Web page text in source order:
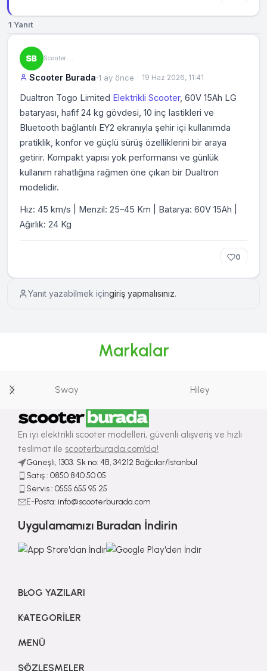
1 Yanıt
Scooter Burada
Scooter Burada·1 ay önce 19 Haz 2026, 11:41
Dualtron Togo Limited Elektrikli Scooter, 60V 15Ah LG
bataryası, hafif 24 kg gövdesi, 10 inç lastikleri ve
Bluetooth bağlantılı EY2 ekranıyla şehir içi kullanımda
pratiklik, konfor ve güçlü sürüş özelliklerini bir araya
getirir. Kompakt yapısı yok performansı ve günlük
kullanım rahatlığına rağmen öne çıkan bir Dualtron
modelidir.
Hız: 45 km/s | Menzil: 25–45 Km | Batarya: 60V 15Ah |
Ağırlık: 24 Kg
0
Yanıt yazabilmek içingiriş yapmalısınız.
Markalar
Sway Hiley
En iyi elektrikli scooter modelleri, güvenli alışveriş ve hızlı
teslimat ile scooterburada.com’da!
Güneşli, 1303. Sk no: 4B, 34212 Bağcılar/İstanbul
Satış : ⁠0850 840 50 05
Servis : 0555 655 95 25
E-Posta: info@scooterburada.com
Uygulamamızı Buradan İndirin
BLOG YAZILARI
KATEGORILER
MENÜ
SÖZLEŞMELER